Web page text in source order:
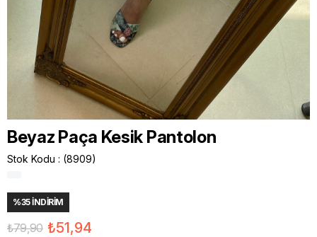
Beyaz Paça Kesik Pantolon
Stok Kodu (8909)
%35İNDIRIM
₺79,90 ₺51,94